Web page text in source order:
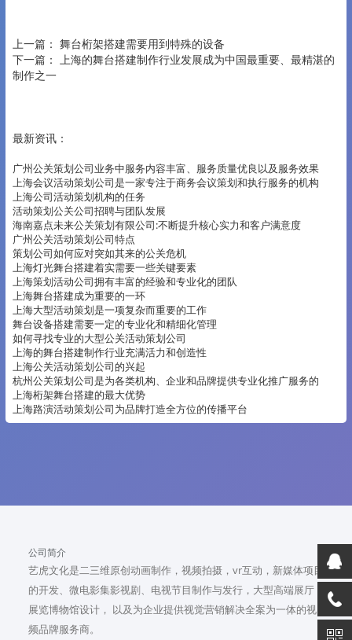
上一篇：舞台桁架搭建需要用到特殊的设备
下一篇：上海的舞台搭建制作行业发展成为中国最重要、最精湛的
制作之一
最新资讯：
广州公关策划公司业务中服务内容丰富、服务质量优良以及服务效果
上海会议活动策划公司是一家专注于商务会议策划和执行服务的机构
上海公司活动策划机构的任务
活动策划公关公司招聘与团队发展
海南嘉点未来公关策划有限公司:不断提升核心实力和客户满意度
广州公关活动策划公司特点
策划公司如何应对突如其来的公关危机
上海灯光舞台搭建着实需要一些关键要素
上海策划活动公司拥有丰富的经验和专业化的团队
上海舞台搭建成为重要的一环
上海大型活动策划是一项复杂而重要的工作
舞台设备搭建需要一定的专业化和精细化管理
如何寻找专业的大型公关活动策划公司
上海的舞台搭建制作行业充满活力和创造性
上海公关活动策划公司的兴起
杭州公关策划公司是为各类机构、企业和品牌提供专业化推广服务的
上海桁架舞台搭建的最大优势
上海路演活动策划公司为品牌打造全方位的传播平台
公司简介
艺虎文化是二三维原创动画制作，视频拍摄，vr互动，新媒体项目
的开发、微电影集影视剧、电视节目制作与发行，大型高端展厅
展览博物馆设计， 以及为企业提供视觉营销解决全案为一体的视
频品牌服务商。